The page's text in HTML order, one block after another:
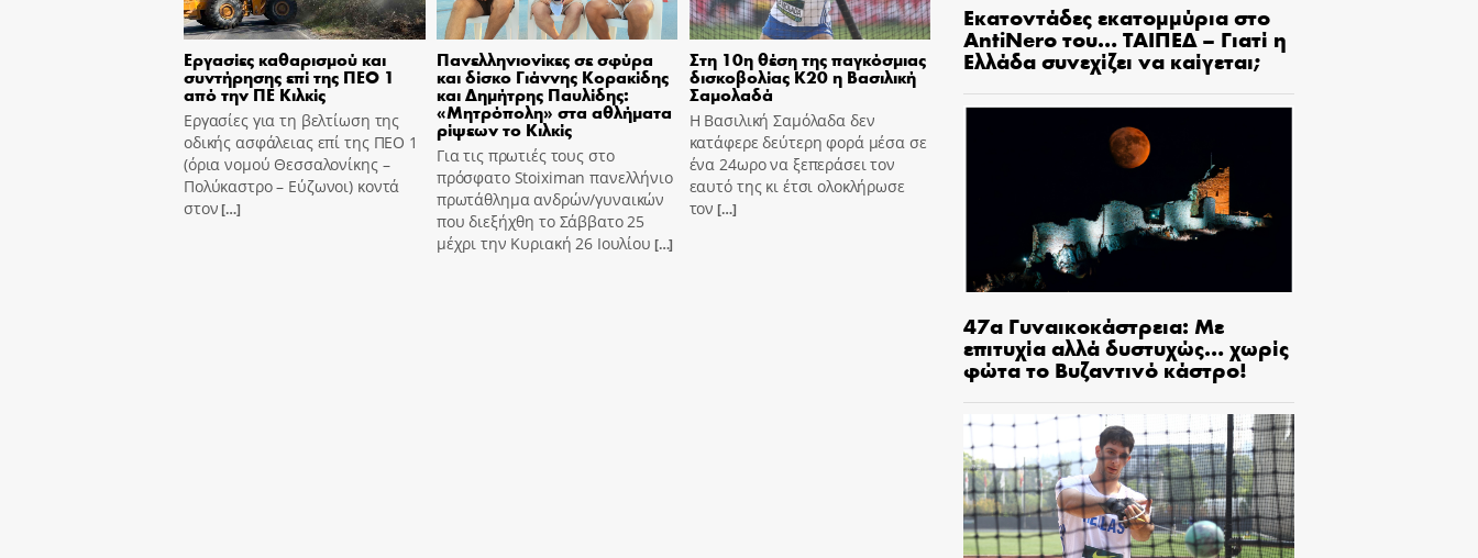
Εργασίες καθαρισμού και
συντήρησης επί της ΠΕΟ 1
από την ΠΕ Κιλκίς
Εργασίες για τη βελτίωση της
οδικής ασφάλειας επί της ΠΕΟ 1
(όρια νομού Θεσσαλονίκης –
Πολύκαστρο – Εύζωνοι) κοντά
στον[…]
Πανελληνιονίκες σε σφύρα
και δίσκο Γιάννης Κορακίδης
και Δημήτρης Παυλίδης:
«Μητρόπολη» στα αθλήματα
ρίψεων το Κιλκίς
Για τις πρωτιές τους στο
πρόσφατο Stoiximan πανελλήνιο
πρωτάθλημα ανδρών/γυναικών
που διεξήχθη το Σάββατο 25
μέχρι την Κυριακή 26 Ιουλίου […]
Στη 10η θέση της παγκόσμιας
δισκοβολίας Κ20 η Βασιλική
Σαμολαδά
Η Βασιλική Σαμόλαδα δεν
κατάφερε δεύτερη φορά μέσα σε
ένα 24ωρο να ξεπεράσει τον
εαυτό της κι έτσι ολοκλήρωσε
τον […]
Εκατοντάδες εκατομμύρια στο
AntiNero του… ΤΑΙΠΕΔ – Γιατί η
Ελλάδα συνεχίζει να καίγεται;
47α Γυναικοκάστρεια: Με
επιτυχία αλλά δυστυχώς… χωρίς
φώτα το Βυζαντινό κάστρο!